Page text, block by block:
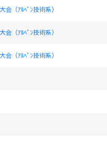
会（ｱﾙﾍﾟﾝ技術系）
会（ｱﾙﾍﾟﾝ技術系）
会（ｱﾙﾍﾟﾝ技術系）